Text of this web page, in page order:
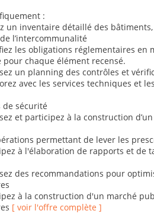
:
un inventaire détaillé des
l’intercommunalité
les obligations réglementaires en
pour chaque élément recensé.
un planning des contrôles et
avec les services techniques et
de sécurité
et participez à la construction
permettant de lever les
à l'élaboration de rapports et de
des recommandations pour
à la construction d'un marché
[ voir l'offre complète ]